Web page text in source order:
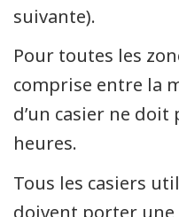
suivante).
Pour toutes les
comprise entre la
d’un casier ne
heures.
Tous les casiers
doivent porter